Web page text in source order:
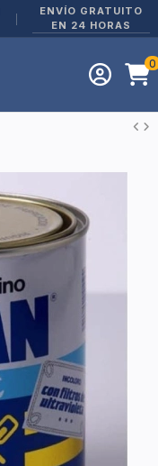
ENVÍO GRATUITO
EN 24 HORAS
0